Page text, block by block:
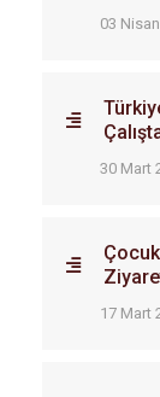
03
30 Mart
17 Mart